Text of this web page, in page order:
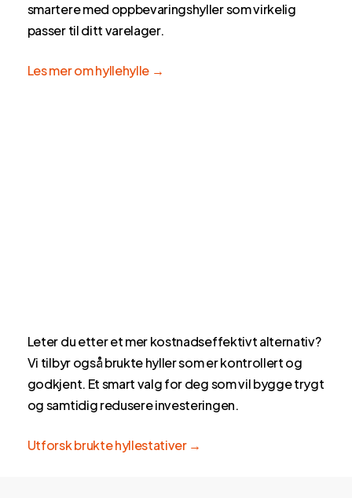
smartere med oppbevaringshyller som virkelig
passer til ditt varelager.
Les mer om hyllehylle →
Leter du etter et mer kostnadseffektivt alternativ?
Vi tilbyr også brukte hyller som er kontrollert og
godkjent. Et smart valg for deg som vil bygge trygt
og samtidig redusere investeringen.
Utforsk brukte hyllestativer →